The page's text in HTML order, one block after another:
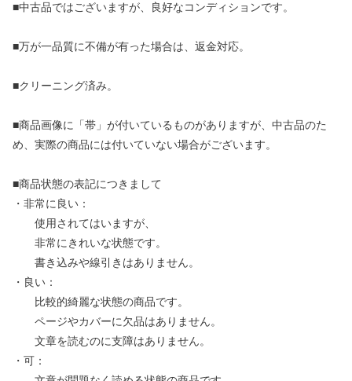
■中古品ではございますが、良好なコンディションです。
■万が一品質に不備が有った場合は、返金対応。
■クリーニング済み。
■商品画像に「帯」が付いているものがありますが、中古品のた
め、実際の商品には付いていない場合がございます。
■商品状態の表記につきまして
・非常に良い：
使用されてはいますが、
非常にきれいな状態です。
書き込みや線引きはありません。
・良い：
比較的綺麗な状態の商品です。
ページやカバーに欠品はありません。
文章を読むのに支障はありません。
・可：